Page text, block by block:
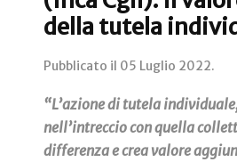
della tutela
Pubblicato il 05 Luglio 2022.
“L’azione di tutela
nell’intreccio con quella
differenza e crea valore